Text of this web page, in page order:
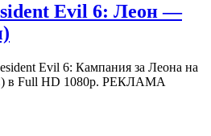
Evil 6: Леон —
Evil 6: Кампания за Леона на
в Full HD 1080p. РЕКЛАМА